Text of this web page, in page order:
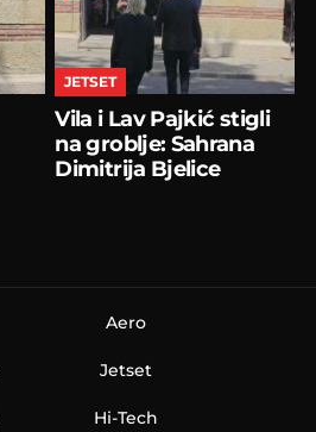
JETSET
Vila i Lav Pajkić stigli
na groblje: Sahrana
Dimitrija Bjelice
Aero
Jetset
Hi-Tech